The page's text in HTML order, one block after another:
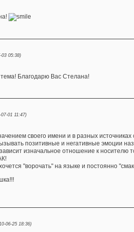
03 05:38)
Благодарю Вас Стелана!
07-01 11:47)
своего имени и в разных источниках
позитивные и негативные эмоции
изначальное отношение к носителю
"ворочать" на языке и постоянно
06-25 18:36)